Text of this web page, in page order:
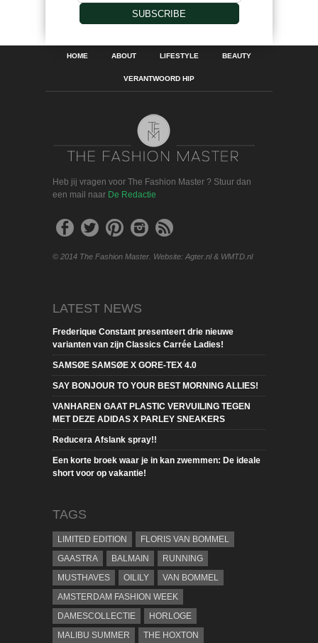
SUBSCRIBE
HOME ABOUT LIFESTYLE BEAUTY
VERANTWOORD HIP
Heb jij vragen voor The Fashion Master ? Stuur dan
een mail naar De Redactie
© 2014 The Fashion Master. Website: Agter.nl & WMTD.nl
LATEST NEWS
Frederique Constant presenteert drie nieuwe
varianten van zijn Classics Carrée Ladies!
SAMSØE SAMSØE X GORE-TEX 4.0
SAY BONJOUR TO YOUR BEST MORNING ALLIES!
VANHAREN GAAT PLASTIC VERVUILING TEGEN
MET DEZE ADIDAS X PARLEY SNEAKERS
Reducera Afslank spray!!
Een korte broek waar je in kan zwemmen: De ideale
short voor op vakantie!
TAGS
LIMITED EDITION
FLORIS VAN BOMMEL
GAASTRA
BALMAIN
RUNNING
MUSTHAVES
OILILY
VAN BOMMEL
AMSTERDAM FASHION WEEK
DAMESCOLLECTIE
HORLOGE
MALIBU SUMMER
THE HOXTON